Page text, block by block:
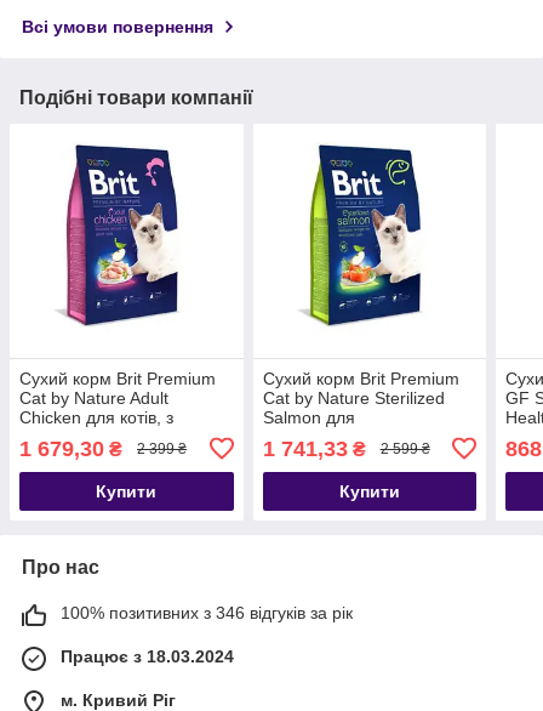
Всі умови повернення
Подібні товари компанії
Сухий корм Brit Premium
Cat by Nature Adult
Chicken для котів, з
1 679,30 ₴ 2 399 ₴
Купити
Сухий корм Brit Premium
Cat by Nature Sterilized
Salmon для
лососем, 8 кг
1 741,33₴ 2 599 ₴
Купити
GF
Про нас
100% позитивних з 346 відгуків за рік
Працює з 18.03.2024
м. Кривий Ріг